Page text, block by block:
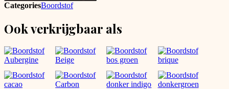
CategoriesBoordstof
Ook verkrijgbaar als